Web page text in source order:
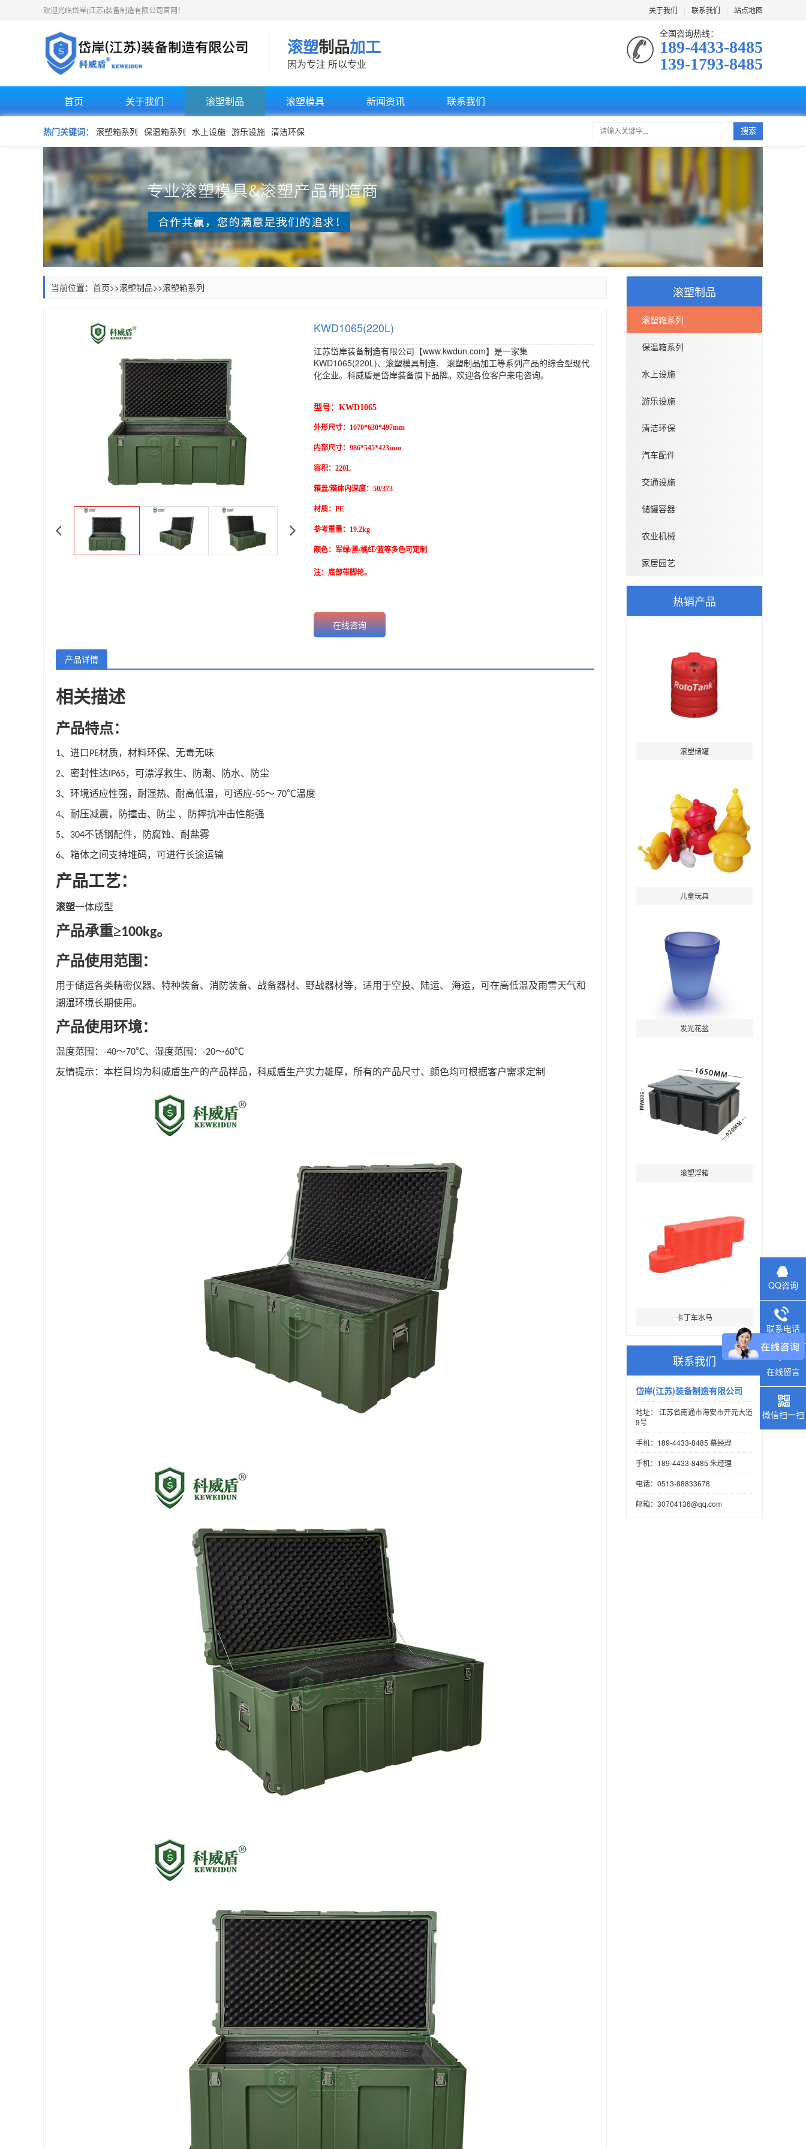
关于我们 联系我们 站点地图
欢迎光临岱岸(江苏)装备制造有限公司官网！
滚塑制品加工
因为专注 所以专业
全国咨询热线：
189-4433-8485
139-1793-8485
首页 关于我们 滚塑制品 滚塑模具 新闻资讯 联系我们
热门关键词： 滚塑箱系列 保温箱系列 水上设施 游乐设施 清洁环保 搜索
滚塑制品
滚塑箱系列
保温箱系列
水上设施
游乐设施
清洁环保
汽车配件
交通设施
储罐容器
农业机械
家居园艺
热销产品
滚塑储罐
儿童玩具
发光花盆
滚塑浮箱
卡丁车水马
联系我们
岱岸(江苏)装备制造有限公司
地址： 江苏省南通市海安市开元大道
9号
手机：189-4433-8485 慕经理
手机：189-4433-8485 朱经理
电话：0513-88833678
邮箱：30704136@qq.com
当前位置： 首页>>滚塑制品>>滚塑箱系列
KWD1065(220L)
江苏岱岸装备制造有限公司【www.kwdun.com】是一家集
KWD1065(220L)、 滚塑模具制造、 滚塑制品加工等系列产品的综合型现代
化企业。科威盾是岱岸装备旗下品牌。欢迎各位客户来电咨询。
型号：KWD1065
外形尺寸：1070*630*497mm
内部尺寸：986*545*423mm
容积：220L
箱盖/箱体内深度：50/373
材质：PE
参考重量：19.2kg
颜色：军绿/黑/橘红/蓝等多色可定制
注：底部带脚轮。
在线咨询
产品详情
相关描述
产品特点：
1、进口 PE材质，材料环保、无毒无味
2、密封性达 IP65，可漂浮救生、防潮、防水、防尘
3、环境适应性强，耐湿热、耐高低温，可适应-55～ 70℃温度
4、耐压减震，防撞击、防尘 、防摔抗冲击性能强
5、 304不锈钢配件，防腐蚀、耐盐雾
6、箱体之间支持堆码，可进行长途运输
产品工艺：
滚塑一体成型
产品承重≥100kg。
产品使用范围：
用于储运各类精密仪器、特种装备、消防装备、战备器材、野战器材等，适用于空投、陆运、
海运，可在高低温及雨雪天气和
潮湿环境长期使用。
产品使用环境：
温度范围： -40～70℃、湿度范围： -20～60℃
友情提示：本栏目均为科威盾生产的产品样品，科威盾生产实力雄厚，所有的产品尺寸、颜色均可根据客户需求定制
QQ咨询
联系电话
在线留言
微信扫一扫